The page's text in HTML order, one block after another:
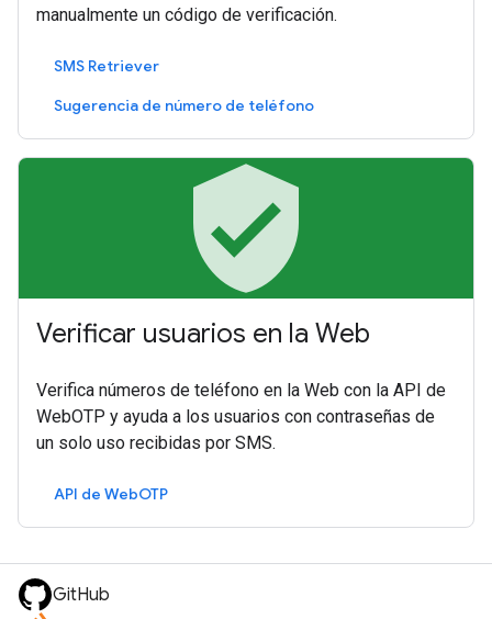
manualmente un código de verificación.
SMS Retriever
Sugerencia de número de teléfono
verified_user
Verificar usuarios en la Web
Verifica números de teléfono en la Web con la API de
WebOTP y ayuda a los usuarios con contraseñas de
un solo uso recibidas por SMS.
API de WebOTP
GitHub